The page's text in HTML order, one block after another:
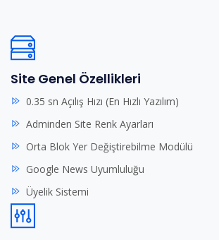
Site Genel Özellikleri
0.35 sn Açılış Hızı (En Hızlı Yazılım)
Adminden Site Renk Ayarları
Orta Blok Yer Değiştirebilme Modülü
Google News Uyumluluğu
Üyelik Sistemi